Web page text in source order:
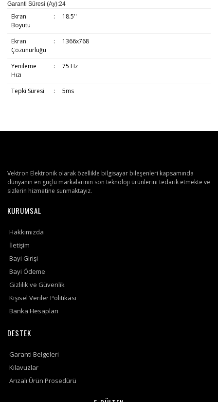
Garanti Süresi (Ay):24
Ekran
Boyutu
: 18.5''
Ekran
Çözünürlüğü
: 1366x768
Yenileme
Hızı
: 75 Hz
Tepki Süresi : 5ms
Vektron Elektronik olarak özellikle bilgisayar bileşenleri kapsamında
dünyanın en güçlü markalarının son teknoloji ürünlerini tedarik etmekte ve
sizlerin hizmetine sunmaktayız.
KURUMSAL
Hakkımızda
İletişim
Bayi Girişi
Bayi Ödeme
Gizlilik ve Güvenlik
Kişisel Veriler Politikası
Banka Hesapları
DESTEK
Garanti Belgeleri
Kılavuzlar
Arızalı Ürün Prosedürü